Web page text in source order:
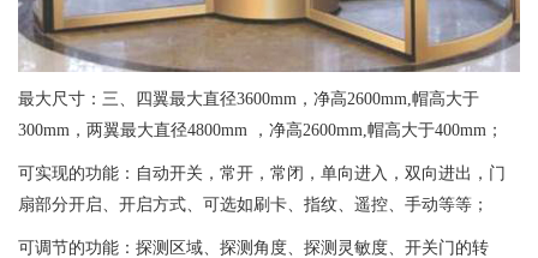
最大尺寸：三、四翼最大直径3600mm，净高2600mm,帽高大于
300mm，两翼最大直径4800mm ，净高2600mm,帽高大于400mm；
可实现的功能：自动开关，常开，常闭，单向进入，双向进出，门
扇部分开启、开启方式、可选如刷卡、指纹、遥控、手动等等；
可调节的功能：探测区域、探测角度、探测灵敏度、开关门的转